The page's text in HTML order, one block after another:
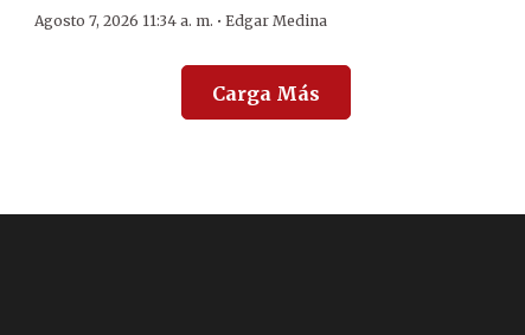
Agosto 7, 2026 11:34 a. m. ·Edgar Medina
Carga Más